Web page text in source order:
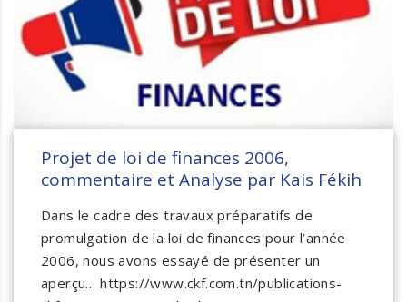
Projet de loi de finances 2006,
commentaire et Analyse par Kais Fékih
Dans le cadre des travaux préparatifs de
promulgation de la loi de finances pour l’année
2006, nous avons essayé de présenter un
aperçu… https://www.ckf.com.tn/publications-